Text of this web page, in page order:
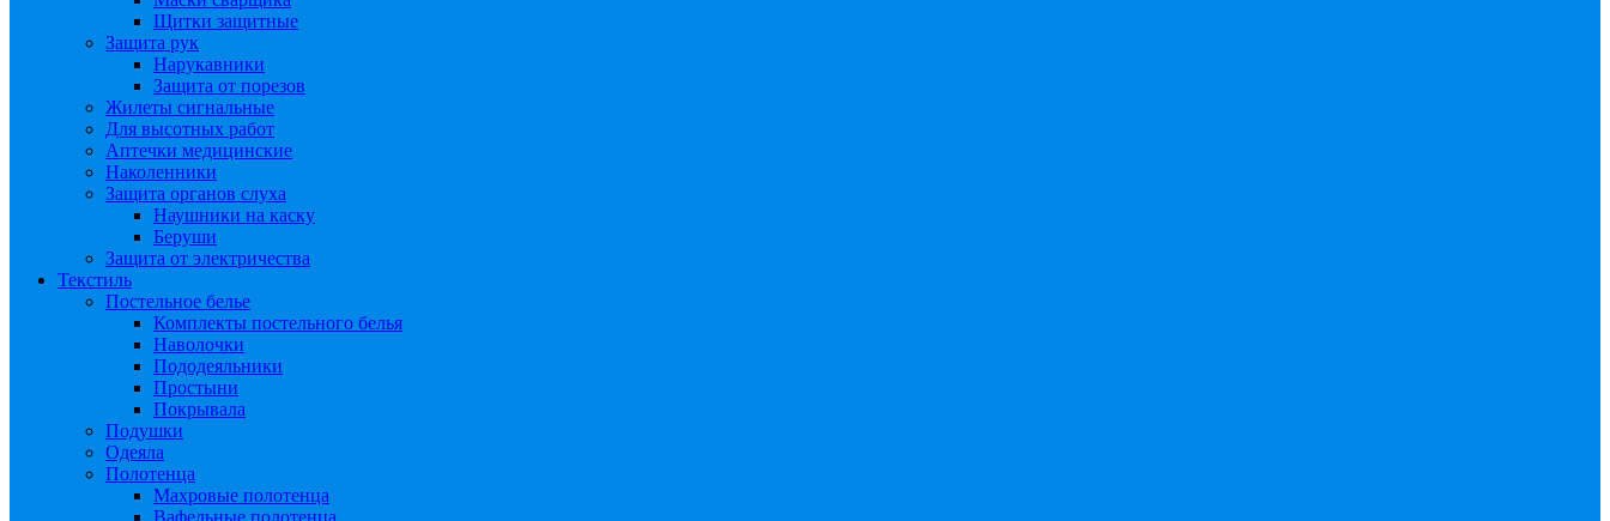
Щитки защитные
Защита рук
Нарукавники
Защита от порезов
Жилеты сигнальные
Для высотных работ
Аптечки медицинские
Наколенники
Защита органов слуха
Наушники на каску
Беруши
Защита от электричества
Текстиль
Постельное белье
Комплекты постельного белья
Наволочки
Пододеяльники
Простыни
Покрывала
Подушки
Одеяла
Полотенца
Махровые полотенца
Вафельные полотенца